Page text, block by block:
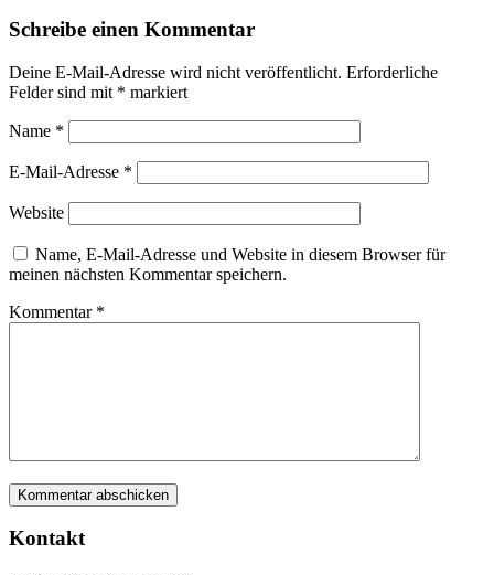
Schreibe einen Kommentar
Deine E-Mail-Adresse wird nicht veröffentlicht. Erforderliche
Felder sind mit * markiert
Name *
E-Mail-Adresse *
Website
Name, E-Mail-Adresse und Website in diesem Browser für
meinen nächsten Kommentar speichern.
Kommentar *
Kontakt